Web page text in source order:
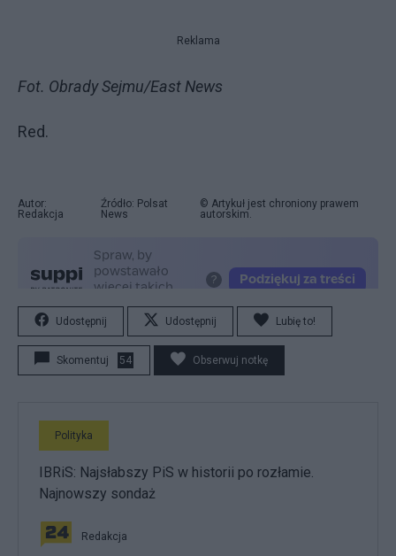
Reklama
Fot. Obrady Sejmu/East News
Red.
Autor:
Redakcja
Źródło: Polsat
News
© Artykuł jest chroniony prawem
autorskim.
Udostępnij Udostępnij Lubię to!
Skomentuj 54 Obserwuj notkę
Polityka
IBRiS: Najsłabszy PiS w historii po rozłamie.
Najnowszy sondaż
Redakcja